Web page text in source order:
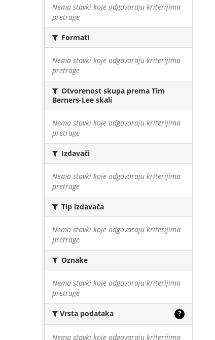
Nema stavki koje odgovaraju kriterijima
pretrage
Formati
Nema stavki koje odgovaraju kriterijima
pretrage
Otvorenost skupa prema Tim
Berners-Lee skali
Nema stavki koje odgovaraju kriterijima
pretrage
Izdavači
Nema stavki koje odgovaraju kriterijima
pretrage
Tip izdavača
Nema stavki koje odgovaraju kriterijima
pretrage
Oznake
Nema stavki koje odgovaraju kriterijima
pretrage
Vrsta podataka ?
Nema stavki koje odgovaraju kriterijima